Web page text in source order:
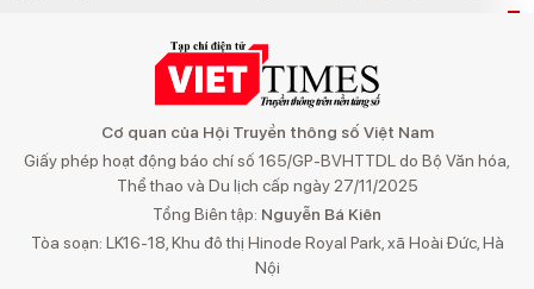
Cơ quan của Hội Truyền thông số Việt Nam
Giấy phép hoạt động báo chí số 165/GP-BVHTTDL do Bộ Văn hóa,
Thể thao và Du lịch cấp ngày 27/11/2025
Tổng Biên tập: Nguyễn Bá Kiên
Tòa soạn: LK16-18, Khu đô thị Hinode Royal Park, xã Hoài Đức, Hà
Nội